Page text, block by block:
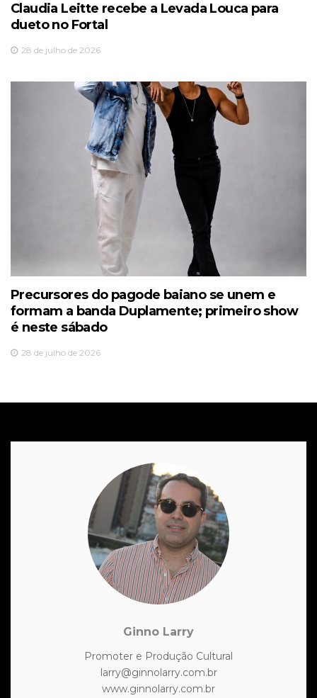
Claudia Leitte recebe a Levada Louca para
dueto no Fortal
28 de julho de 2026
Precursores do pagode baiano se unem e
formam a banda Duplamente; primeiro show
é neste sábado
28 de julho de 2026
Ginno Larry
Promoter e Produção Cultural
larry@ginnolarry.com.br
www.ginnolarry.com.br